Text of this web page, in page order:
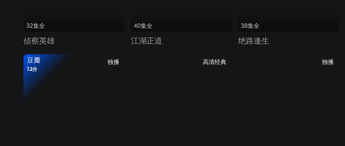
32集全
侦察英雄
40集全
江湖正道
38集全
绝路逢生
独播
豆瓣
7.2分
高清经典 独播